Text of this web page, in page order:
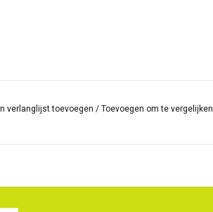
verlanglijst toevoegen /Toevoegen om te vergelijken